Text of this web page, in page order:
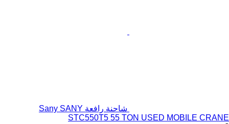
شاحنة رافعة Sany SANY
STC550T5 55 TON USED MOBILE CRANE